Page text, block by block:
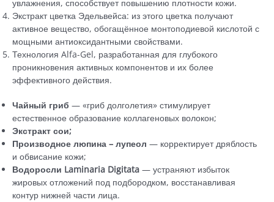
увлажнения, способствует повышению плотности кожи.
Экстракт цветка Эдельвейса: из этого цветка получают
активное вещество, обогащённое монтоподиевой кислотой с
мощными антиоксидантными свойствами.
Технология Alfa-Gel, разработанная для глубокого
проникновения активных компонентов и их более
эффективного действия.
Чайный гриб — «гриб долголетия» стимулирует
естественное образование коллагеновых волокон;
Экстракт сои;
Производное люпина – лупеол — корректирует дряблость
и обвисание кожи;
Водоросли Laminaria Digitata — устраняют избыток
жировых отложений под подбородком, восстанавливая
контур нижней части лица.